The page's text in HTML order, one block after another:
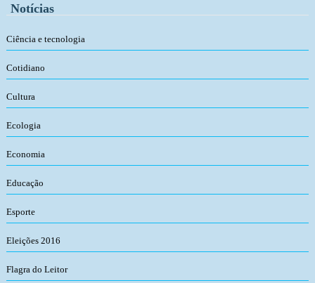
Notícias
Ciência e tecnologia
Cotidiano
Cultura
Ecologia
Economia
Educação
Esporte
Eleições 2016
Flagra do Leitor